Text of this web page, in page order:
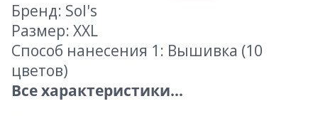
Бренд: Sol's
Размер: XXL
Способ нанесения 1: Вышивка (10
цветов)
Все характеристики...